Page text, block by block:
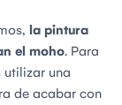
la pintura
el moho. Para
utilizar una
de acabar con